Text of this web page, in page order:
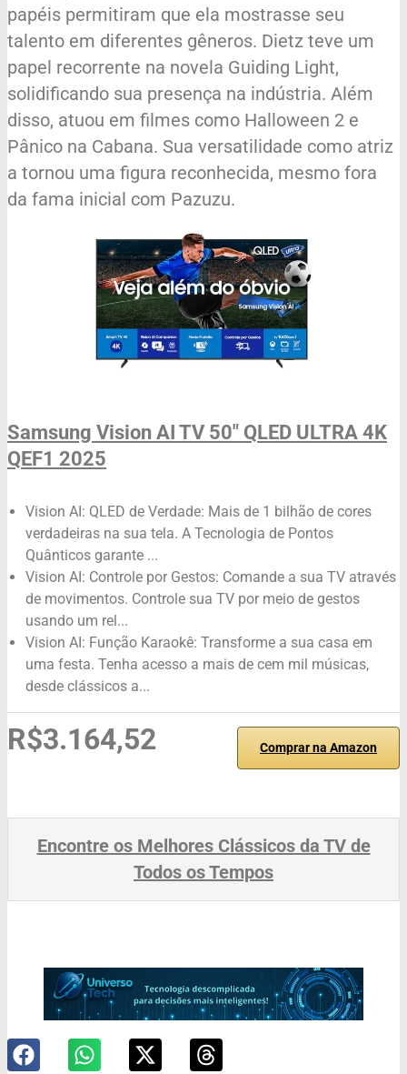
papéis permitiram que ela mostrasse seu
talento em diferentes gêneros. Dietz teve um
papel recorrente na novela Guiding Light,
solidificando sua presença na indústria. Além
disso, atuou em filmes como Halloween 2 e
Pânico na Cabana. Sua versatilidade como atriz
a tornou uma figura reconhecida, mesmo fora
da fama inicial com Pazuzu.
Samsung Vision AI TV 50" QLED ULTRA 4K
QEF1 2025
Vision AI: QLED de Verdade: Mais de 1 bilhão de cores
verdadeiras na sua tela. A Tecnologia de Pontos
Quânticos garante ...
Vision AI: Controle por Gestos: Comande a sua TV através
de movimentos. Controle sua TV por meio de gestos
usando um rel...
Vision AI: Função Karaokê: Transforme a sua casa em
uma festa. Tenha acesso a mais de cem mil músicas,
desde clássicos a...
R$3.164,52 Comprar na Amazon
Encontre os Melhores Clássicos da TV de
Todos os Tempos